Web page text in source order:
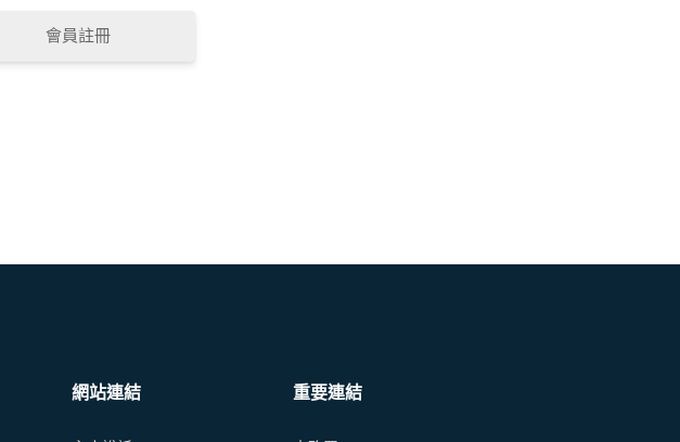
會員註冊
網站連結 重要連結